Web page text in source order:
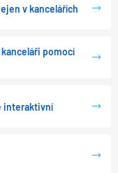
v kancelářích
pomocí
interaktivní